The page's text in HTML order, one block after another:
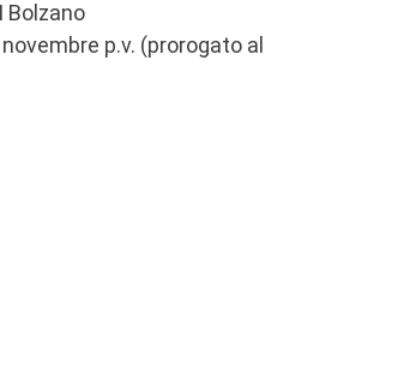
Bolzano
p.v. (prorogato al